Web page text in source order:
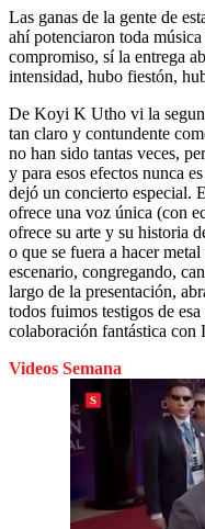
Las ganas de la gente de
ahí potenciaron toda
compromiso, sí la entrega
intensidad, hubo fiestón,
De Koyi K Utho vi la
tan claro y contundente
no han sido tantas veces,
y para esos efectos nunca
dejó un concierto especial.
ofrece una voz única (con
ofrece su arte y su historia
o que se fuera a hacer
escenario, congregando,
largo de la presentación,
todos fuimos testigos de
colaboración fantástica con
Videos Semana